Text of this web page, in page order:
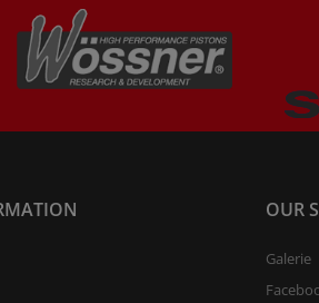
OUR
Galerie